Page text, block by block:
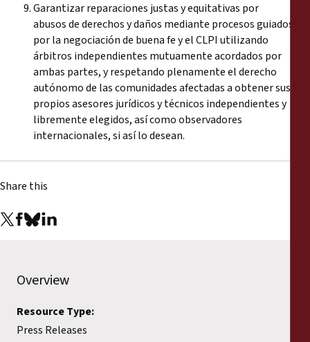
Garantizar reparaciones justas y equitativas por
abusos de derechos y daños mediante procesos guiados
por la negociación de buena fe y el CLPI utilizando
árbitros independientes mutuamente acordados por
ambas partes, y respetando plenamente el derecho
autónomo de las comunidades afectadas a obtener sus
propios asesores jurídicos y técnicos independientes y
libremente elegidos, así como observadores
internacionales, si así lo desean.
Share this
Overview
Resource Type:
Press Releases